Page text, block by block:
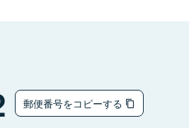
郵便番号をコピーする